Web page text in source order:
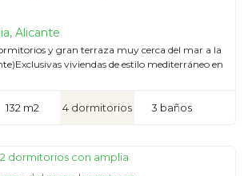
Alicante
y gran terraza muy cerca del mar a la
viviendas de estilo mediterráneo en
132 m2 4 dormitorios 3 baños